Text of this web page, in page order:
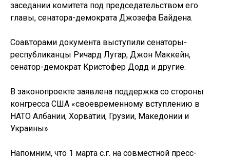
заседании комитета под председательством его
главы, сенатора-демократа Джозефа Байдена.
Соавторами документа выступили сенаторы-
республиканцы Ричард Лугар, Джон Маккейн,
сенатор-демокрaт Кристофер Додд и другие.
В законопроекте заявлена поддержка со стороны
конгресса США «своевременному вступлению в
НАТО Албании, Хорватии, Грузии, Македонии и
Украины».
Напомним, что 1 марта с.г. на совместной пресс-